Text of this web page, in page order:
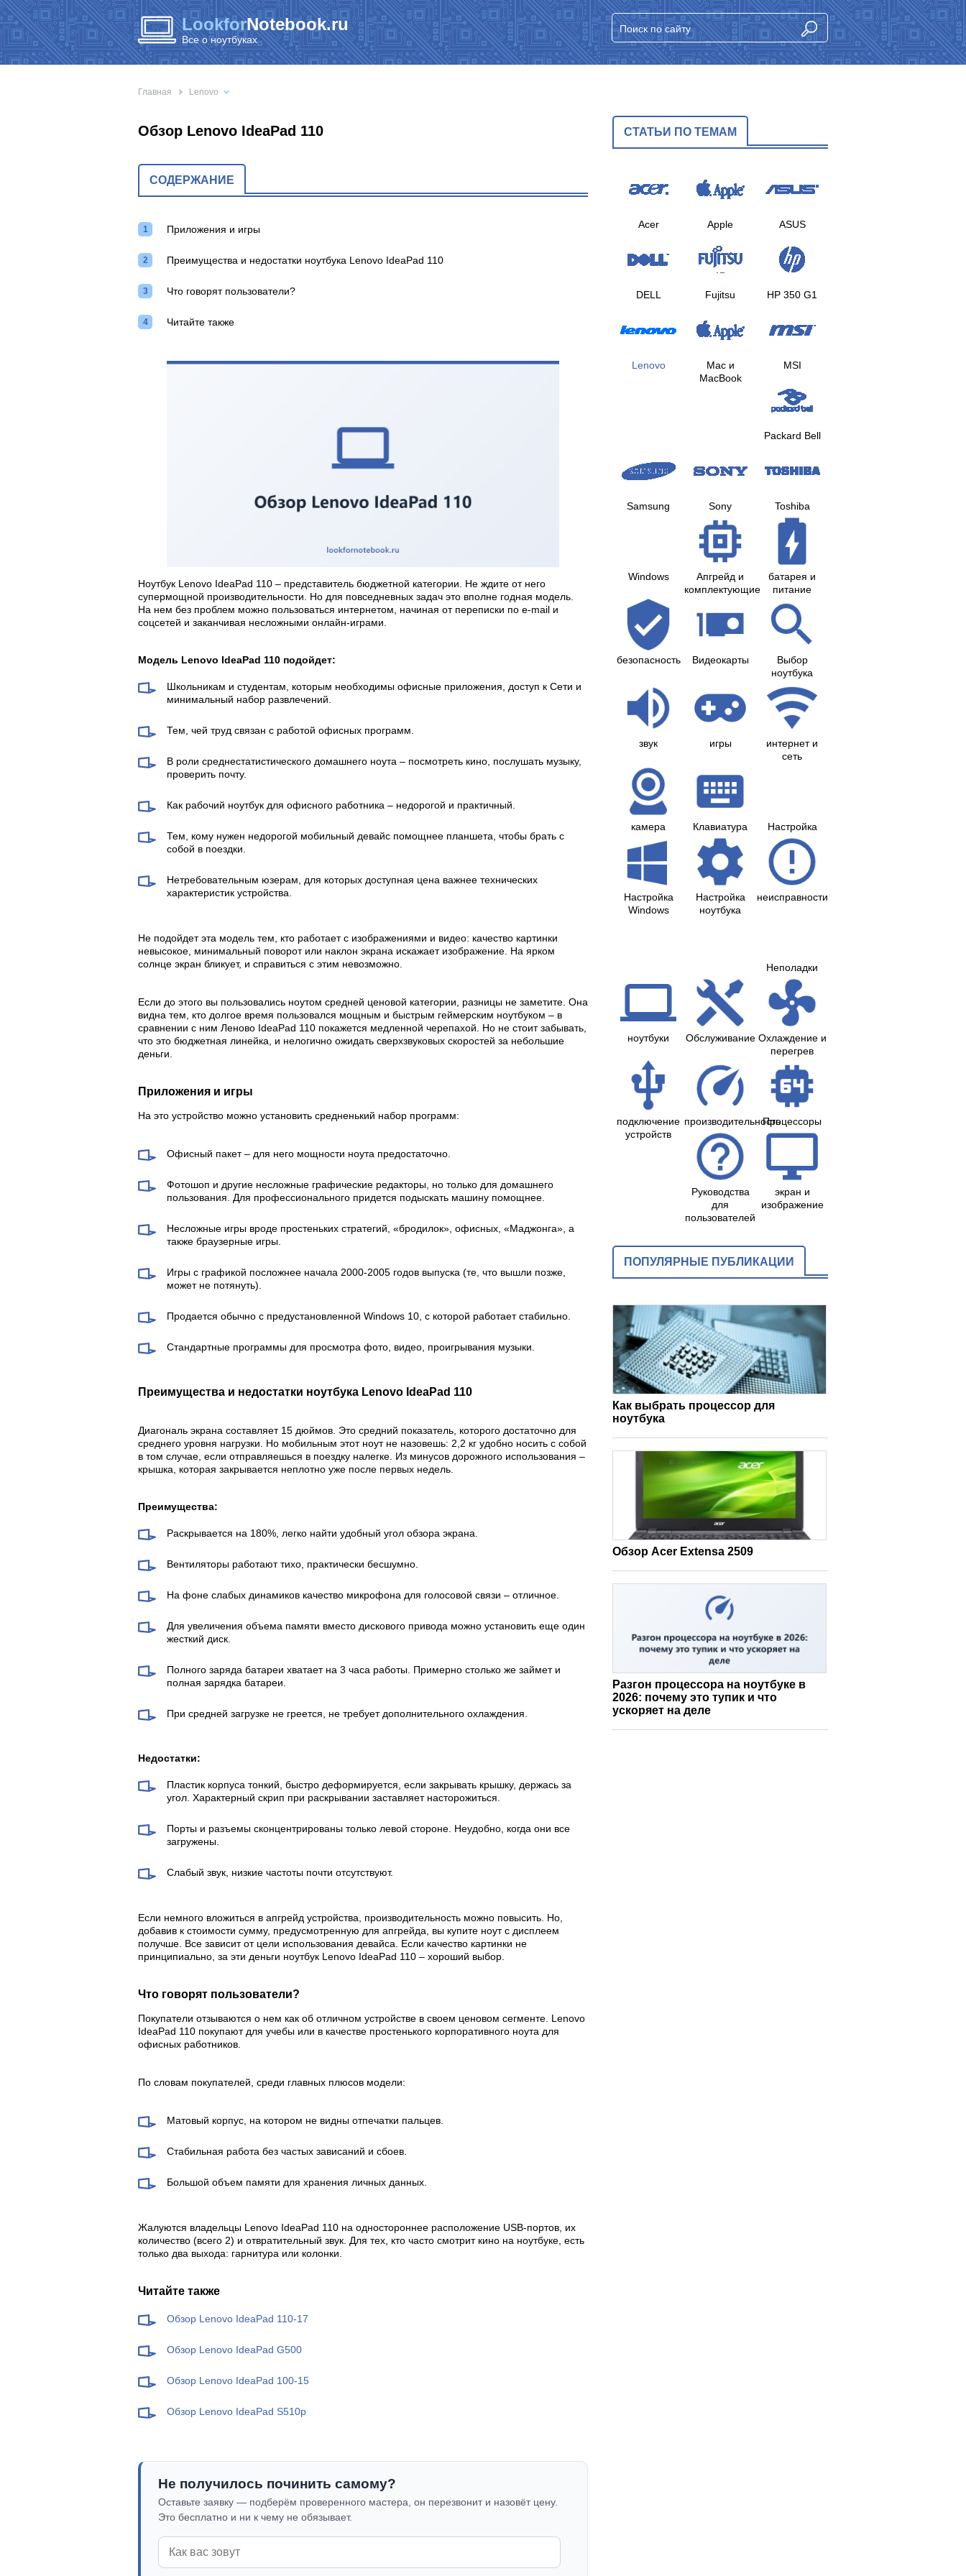
LookforNotebook.ru
Все о ноутбуках
Главная Lenovo
Обзор Lenovo IdeaPad 110
СОДЕРЖАНИЕ
Приложения и игры
Преимущества и недостатки ноутбука Lenovo IdeaPad 110
Что говорят пользователи?
Читайте также
Ноутбук Lenovo IdeaPad 110 – представитель бюджетной категории. Не ждите от него
супермощной производительности. Но для повседневных задач это вполне годная модель.
На нем без проблем можно пользоваться интернетом, начиная от переписки по e-mail и
соцсетей и заканчивая несложными онлайн-играми.
Модель Lenovo IdeaPad 110 подойдет:
Школьникам и студентам, которым необходимы офисные приложения, доступ к Сети и
минимальный набор развлечений.
Тем, чей труд связан с работой офисных программ.
В роли среднестатистического домашнего ноута – посмотреть кино, послушать музыку,
проверить почту.
Как рабочий ноутбук для офисного работника – недорогой и практичный.
Тем, кому нужен недорогой мобильный девайс помощнее планшета, чтобы брать с
собой в поездки.
Нетребовательным юзерам, для которых доступная цена важнее технических
характеристик устройства.
Не подойдет эта модель тем, кто работает с изображениями и видео: качество картинки
невысокое, минимальный поворот или наклон экрана искажает изображение. На ярком
солнце экран бликует, и справиться с этим невозможно.
Если до этого вы пользовались ноутом средней ценовой категории, разницы не заметите. Она
видна тем, кто долгое время пользовался мощным и быстрым геймерским ноутбуком – в
сравнении с ним Леново IdeaPad 110 покажется медленной черепахой. Но не стоит забывать,
что это бюджетная линейка, и нелогично ожидать сверхзвуковых скоростей за небольшие
деньги.
Приложения и игры
На это устройство можно установить средненький набор программ:
Офисный пакет – для него мощности ноута предостаточно.
Фотошоп и другие несложные графические редакторы, но только для домашнего
пользования. Для профессионального придется подыскать машину помощнее.
Несложные игры вроде простеньких стратегий, «бродилок», офисных, «Маджонга», а
также браузерные игры.
Игры с графикой посложнее начала 2000-2005 годов выпуска (те, что вышли позже,
может не потянуть).
Продается обычно с предустановленной Windows 10, с которой работает стабильно.
Стандартные программы для просмотра фото, видео, проигрывания музыки.
Преимущества и недостатки ноутбука Lenovo IdeaPad 110
Диагональ экрана составляет 15 дюймов. Это средний показатель, которого достаточно для
среднего уровня нагрузки. Но мобильным этот ноут не назовешь: 2,2 кг удобно носить с собой
в том случае, если отправляешься в поездку налегке. Из минусов дорожного использования –
крышка, которая закрывается неплотно уже после первых недель.
Преимущества:
Раскрывается на 180%, легко найти удобный угол обзора экрана.
Вентиляторы работают тихо, практически бесшумно.
На фоне слабых динамиков качество микрофона для голосовой связи – отличное.
Для увеличения объема памяти вместо дискового привода можно установить еще один
жесткий диск.
Полного заряда батареи хватает на 3 часа работы. Примерно столько же займет и
полная зарядка батареи.
При средней загрузке не греется, не требует дополнительного охлаждения.
Недостатки:
Пластик корпуса тонкий, быстро деформируется, если закрывать крышку, держась за
угол. Характерный скрип при раскрывании заставляет насторожиться.
Порты и разъемы сконцентрированы только левой стороне. Неудобно, когда они все
загружены.
Слабый звук, низкие частоты почти отсутствуют.
Если немного вложиться в апгрейд устройства, производительность можно повысить. Но,
добавив к стоимости сумму, предусмотренную для апгрейда, вы купите ноут с дисплеем
получше. Все зависит от цели использования девайса. Если качество картинки не
принципиально, за эти деньги ноутбук Lenovo IdeaPad 110 – хороший выбор.
Что говорят пользователи?
Покупатели отзываются о нем как об отличном устройстве в своем ценовом сегменте. Lenovo
IdeaPad 110 покупают для учебы или в качестве простенького корпоративного ноута для
офисных работников.
По словам покупателей, среди главных плюсов модели:
Матовый корпус, на котором не видны отпечатки пальцев.
Стабильная работа без частых зависаний и сбоев.
Большой объем памяти для хранения личных данных.
Жалуются владельцы Lenovo IdeaPad 110 на одностороннее расположение USB-портов, их
количество (всего 2) и отвратительный звук. Для тех, кто часто смотрит кино на ноутбуке, есть
только два выхода: гарнитура или колонки.
Читайте также
Обзор Lenovo IdeaPad 110-17
Обзор Lenovo IdeaPad G500
Обзор Lenovo IdeaPad 100-15
Обзор Lenovo IdeaPad S510p
Не получилось починить самому?
Оставьте заявку — подберём проверенного мастера, он перезвонит и назовёт цену.
Это бесплатно и ни к чему не обязывает.
СТАТЬИ ПО ТЕМАМ
Acer Apple ASUS
DELL Fujitsu HP 350 G1
Lenovo
Mac и
MacBook
MSI
Packard Bell
Samsung Sony Toshiba
Windows
Апгрейд и
комплектующие
батарея и
питание
безопасность Видеокарты
Выбор
ноутбука
звук игры
интернет и
сеть
камера Клавиатура Настройка
Настройка
Windows
Настройка
ноутбука
неисправности
Неполадки
ноутбуки Обслуживание Охлаждение и
перегрев
подключение
устройств
производительностьПроцессоры
Руководства
для
пользователей
экран и
изображение
ПОПУЛЯРНЫЕ ПУБЛИКАЦИИ
Как выбрать процессор для
ноутбука
Обзор Acer Extensa 2509
Разгон процессора на ноутбуке в
2026: почему это тупик и что
ускоряет на деле